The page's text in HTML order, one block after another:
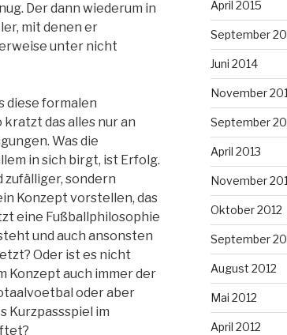
Der dann wiederum in
mit denen er
unter nicht
diese formalen
das alles nur an
Was die
in sich birgt, ist Erfolg.
zufälliger, sondern
Konzept vorstellen, das
eine Fußballphilosophie
und auch ansonsten
Oder ist es nicht
Konzept auch immer der
oder aber
Kurzpassspiel im
April 2015
September
Juni 2014
November
September
April 2013
November
Oktober 2012
September
August 2012
Mai 2012
April 2012